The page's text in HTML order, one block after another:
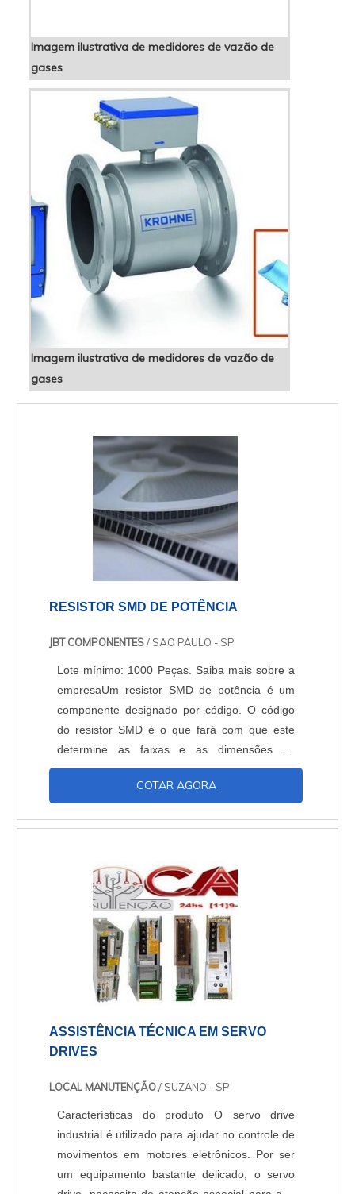
Imagem ilustrativa de medidores de vazão de
gases
Imagem ilustrativa de medidores de vazão de
gases
RESISTOR SMD DE POTÊNCIA
JBT COMPONENTES/ SÃO PAULO - SP
Lote mínimo: 1000 Peças. Saiba mais sobre a
empresaUm resistor SMD de potência é um
componente designado por código. O código
do resistor SMD é o que fará com que este
determine as faixas e as dimensões de
potência destes dispositivos. Os resistores
SMD podem ter um formato com os seguintes
12061218. A dissipação é determinada por
W,1/8,1/16 W. Compre o resistor SMD de
potência....
COTAR AGORA
ASSISTÊNCIA TÉCNICA EM SERVO
DRIVES
LOCAL MANUTENÇÃO/ SUZANO - SP
Características do produto O servo drive
industrial é utilizado para ajudar no controle de
movimentos em motores eletrônicos. Por ser
um equipamento bastante delicado, o servo